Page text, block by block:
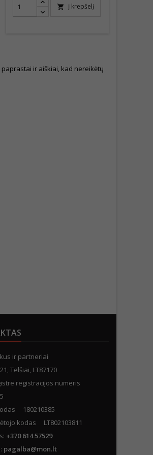
shopping_cart Į krepšelį
ir aiškiai, kad nereikėtų
ir partneriai
Telšiai, LT87170
registracijos numeris
180210385
kodas LT802103811
+370 614 57529
pagalba@mon.lt